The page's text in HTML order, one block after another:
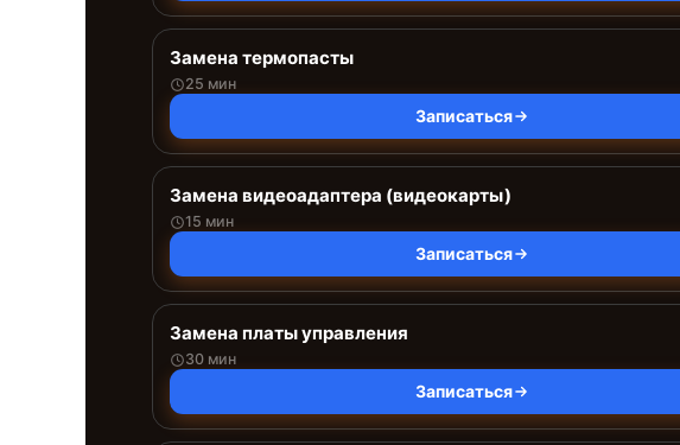
Замена термопасты
25 мин
Записаться
Замена видеоадаптера (видеокарты)
15 мин
Записаться
Замена платы управления
30 мин
Записаться